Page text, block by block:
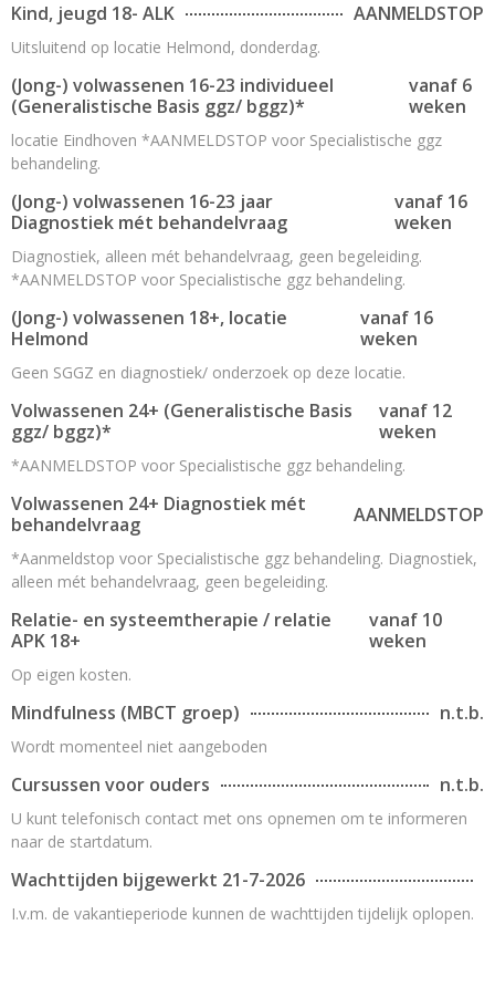
Kind, jeugd 18- ALK AANMELDSTOP
Uitsluitend op locatie Helmond, donderdag.
(Jong-) volwassenen 16-23 individueel
(Generalistische Basis ggz/ bggz)*
vanaf 6
weken
locatie Eindhoven *AANMELDSTOP voor Specialistische ggz
behandeling.
(Jong-) volwassenen 16-23 jaar
Diagnostiek mét behandelvraag
vanaf 16
weken
Diagnostiek, alleen mét behandelvraag, geen begeleiding.
*AANMELDSTOP voor Specialistische ggz behandeling.
(Jong-) volwassenen 18+, locatie
Helmond
vanaf 16
weken
Geen SGGZ en diagnostiek/ onderzoek op deze locatie.
Volwassenen 24+ (Generalistische Basis
ggz/ bggz)*
vanaf 12
weken
*AANMELDSTOP voor Specialistische ggz behandeling.
Volwassenen 24+ Diagnostiek mét
behandelvraag
AANMELDSTOP
*Aanmeldstop voor Specialistische ggz behandeling. Diagnostiek,
alleen mét behandelvraag, geen begeleiding.
Relatie- en systeemtherapie / relatie
APK 18+
vanaf 10
weken
Op eigen kosten.
Mindfulness (MBCT groep) n.t.b.
Wordt momenteel niet aangeboden
Cursussen voor ouders n.t.b.
U kunt telefonisch contact met ons opnemen om te informeren
naar de startdatum.
Wachttijden bijgewerkt 21-7-2026
I.v.m. de vakantieperiode kunnen de wachttijden tijdelijk oplopen.